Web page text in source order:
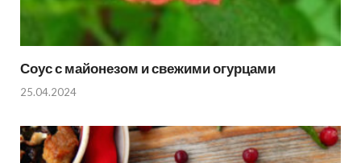
Соус с майонезом и свежими огурцами
25.04.2024